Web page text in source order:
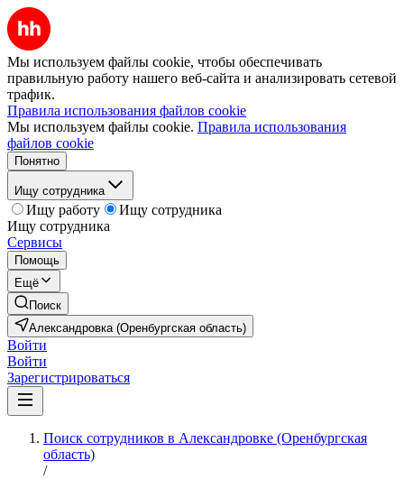
Мы используем файлы cookie, чтобы обеспечивать
правильную работу нашего веб-сайта и анализировать сетевой
трафик.
Правила использования файлов cookie
Мы используем файлы cookie. Правила использования
файлов cookie
Понятно
Ищу сотрудника
Ищу работу
Ищу сотрудника
Ищу сотрудника
Сервисы
Помощь
Ещё
Поиск
Александровка (Оренбургская область)
Войти
Войти
Зарегистрироваться
Поиск сотрудников в Александровке (Оренбургская
область)
/